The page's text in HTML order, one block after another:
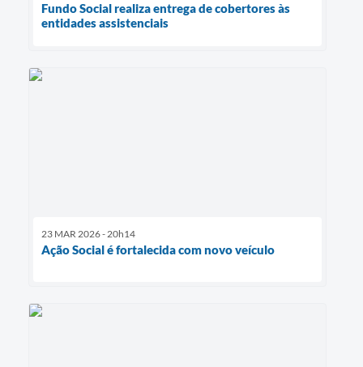
Fundo Social realiza entrega de cobertores às
entidades assistenciais
23 MAR 2026 - 20h14
Ação Social é fortalecida com novo veículo